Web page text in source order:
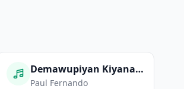
Demawupiyan Kiyana Nisa
Paul Fernando